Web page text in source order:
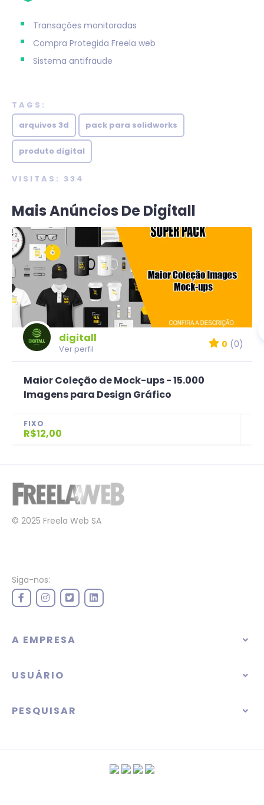
Transações monitoradas
Compra Protegida Freela web
Sistema antifraude
TAGS:
arquivos 3d
pack para solidworks
produto digital
VISITAS: 334
Mais Anúncios De Digitall
digitall
Ver perfil 0 (0)
Maior Coleção de Mock-ups - 15.000
Imagens para Design Gráfico
FIXO
R$12,00
© 2025 Freela Web SA
Siga-nos:
A EMPRESA
USUÁRIO
PESQUISAR